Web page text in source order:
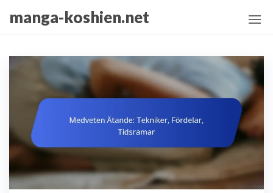
content
manga-koshien.net